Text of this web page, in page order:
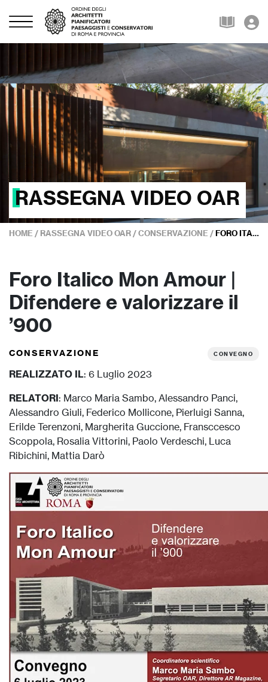
RASSEGNA VIDEO OAR
HOME / RASSEGNA VIDEO OAR /CONSERVAZIONE /FORO ITALICO MON AMOUR | DIFENDERE E VALORIZZARE IL ’900
Foro Italico Mon Amour |
Difendere e valorizzare il
’900
CONSERVAZIONE CONVEGNO
REALIZZATO IL: 6 Luglio 2023
RELATORI: Marco Maria Sambo, Alessandro Panci,
Alessandro Giuli, Federico Mollicone, Pierluigi Sanna,
Erilde Terenzoni, Margherita Guccione, Fransccesco
Scoppola, Rosalia Vittorini, Paolo Verdeschi, Luca
Ribichini, Mattia Darò